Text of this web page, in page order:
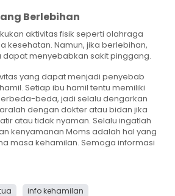
Berlebihan
aktivitas fisik seperti olahraga
kesehatan. Namun, jika berlebihan,
dapat menyebabkan sakit pinggang.
yang dapat menjadi penyebab
Setiap ibu hamil tentu memiliki
beda, jadi selalu dengarkan
dengan dokter atau bidan jika
atau tidak nyaman. Selalu ingatlah
kenyamanan Moms adalah hal yang
masa kehamilan. Semoga informasi
info kehamilan